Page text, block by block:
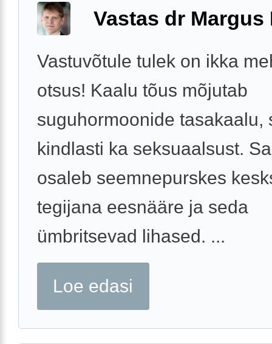
Vastas dr Margus
Vastuvõtule tulek on ikka
otsus! Kaalu tõus mõjutab
suguhormoonide tasakaalu,
kindlasti ka seksuaalsust.
osaleb seemnepurskes
tegijana eesnääre ja seda
ümbritsevad lihased. ...
Loe edasi